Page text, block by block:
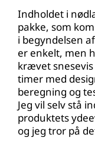
Indholdet i
pakke, som
i begyndelsen
er enkelt, men
krævet
timer med
beregning og
Jeg vil selv stå
produktets
og jeg tror på